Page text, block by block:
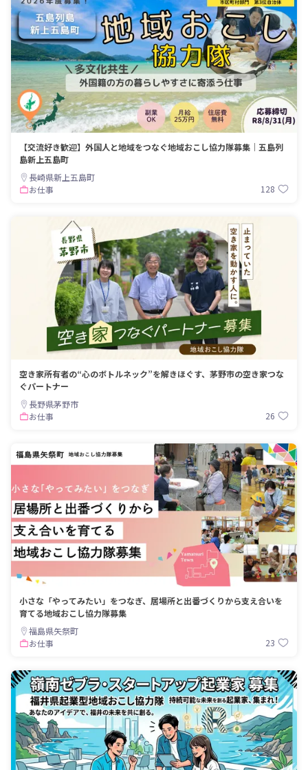
【交流好き歓迎】外国人と地域をつなぐ地域おこし協力隊募集｜五島列
島新上五島町
長崎県新上五島町
お仕事
128
空き家所有者の“心のボトルネック”を解きほぐす、茅野市の空き家つな
ぐパートナー
長野県茅野市
お仕事
26
小さな「やってみたい」をつなぎ、居場所と出番づくりから支え合いを
育てる地域おこし協力隊募集
福島県矢祭町
お仕事
23